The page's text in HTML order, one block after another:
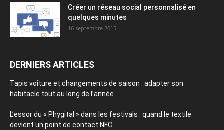
Créer un réseau social personnalisé en
quelques minutes
16 septembre 2015
DERNIERS ARTICLES
Tapis voiture et changements de saison : adapter son
habitacle tout au long de l’année
L’essor du « Phygital » dans les festivals : quand le textile
devient un point de contact NFC